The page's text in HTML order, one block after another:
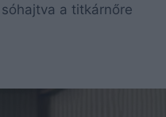
a titkárnőre